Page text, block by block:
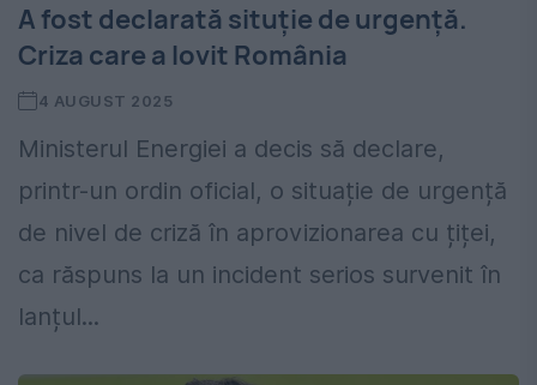
A fost declarată situție de urgență.
Criza care a lovit România
4 AUGUST 2025
Ministerul Energiei a decis să declare,
printr-un ordin oficial, o situație de urgență
de nivel de criză în aprovizionarea cu țiței,
ca răspuns la un incident serios survenit în
lanțul...